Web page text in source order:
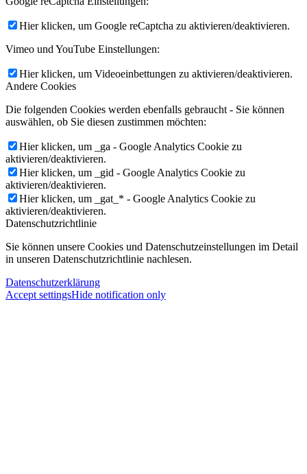
Hier klicken, um Google reCaptcha zu aktivieren/deaktivieren.
Vimeo und YouTube Einstellungen:
Hier klicken, um Videoeinbettungen zu aktivieren/deaktivieren.
Andere Cookies
Die folgenden Cookies werden ebenfalls gebraucht - Sie können
auswählen, ob Sie diesen zustimmen möchten:
Hier klicken, um _ga - Google Analytics Cookie zu
aktivieren/deaktivieren.
Hier klicken, um _gid - Google Analytics Cookie zu
aktivieren/deaktivieren.
Hier klicken, um _gat_* - Google Analytics Cookie zu
aktivieren/deaktivieren.
Datenschutzrichtlinie
Sie können unsere Cookies und Datenschutzeinstellungen im Detail
in unseren Datenschutzrichtlinie nachlesen.
Datenschutzerklärung
Accept settingsHide notification only